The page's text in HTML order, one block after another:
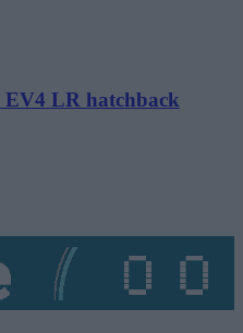
LR hatchback